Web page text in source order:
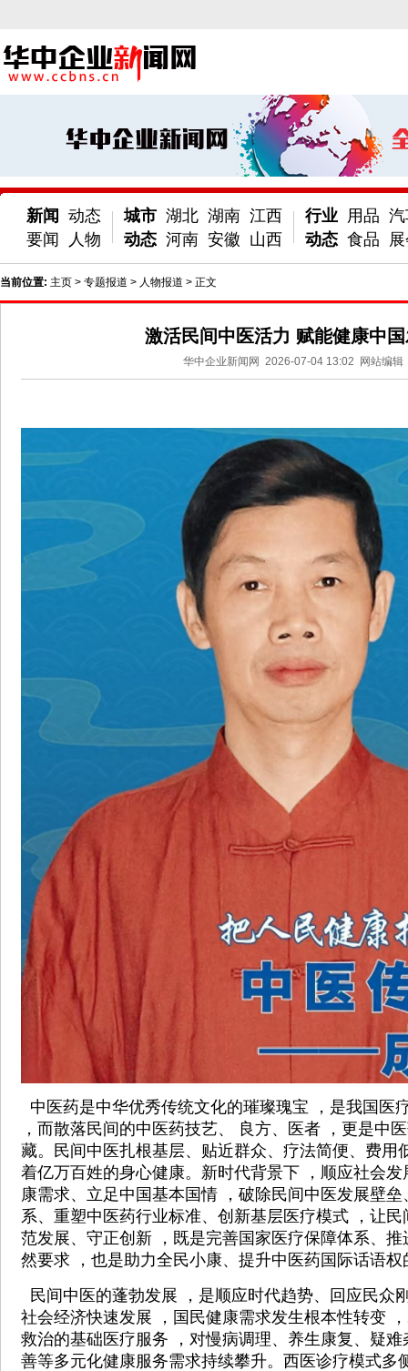
新闻
要闻
动态
人物
城市
动态
湖北 湖南 江西
河南 安徽 山西
行业
动态
用品
食品
当前位置: 主页 > 专题报道 > 人物报道 > 正文
激活民间中医活力 赋能健康中
华中企业新闻网 2026-07-04 13:02 网站编辑
中医药是中华优秀传统文化的璀璨瑰宝 ，是我国医
，而散落民间的中医药技艺、 良方、医者 ，更是中
藏。民间中医扎根基层、贴近群众、疗法简便、费用
着亿万百姓的身心健康。新时代背景下 ，顺应社会
康需求、立足中国基本国情 ，破除民间中医发展壁
系、重塑中医药行业标准、创新基层医疗模式 ，让
范发展、守正创新 ，既是完善国家医疗保障体系、
然要求 ，也是助力全民小康、提升中医药国际话语权
民间中医的蓬勃发展 ，是顺应时代趋势、回应民众
社会经济快速发展 ，国民健康需求发生根本性转变
救治的基础医疗服务 ，对慢病调理、养生康复、疑
善等多元化健康服务需求持续攀升。西医诊疗模式多